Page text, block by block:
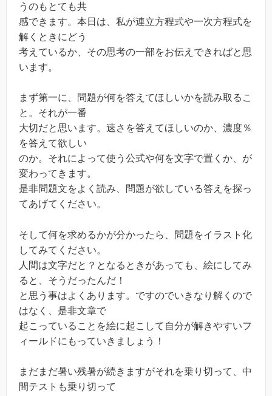
うのもとても共
感できます。本日は、私が連立方程式や一次方程式を
解くときにどう
考えているか、その思考の一部をお伝えできればと思
います。
まず第一に、問題が何を答えてほしいかを読み取るこ
と。それが一番
大切だと思います。速さを答えてほしいのか、濃度％
を答えて欲しい
のか。それによって使う公式や何を文字で置くか、が
変わってきます。
是非問題文をよく読み、問題が欲している答えを探っ
てあげてください。
そして何を求めるかが分かったら、問題をイラスト化
してみてください。
人間は文字だと？となるときがあっても、絵にしてみ
ると、そうだったんだ！
と思う事はよくあります。ですのでいきなり解くので
はなく、是非文章で
起こっていることを絵に起こして自分が解きやすいフ
ィールドにもっていきましょう！
まだまだ暑い残暑が続きますがそれを乗り切って、中
間テストも乗り切って